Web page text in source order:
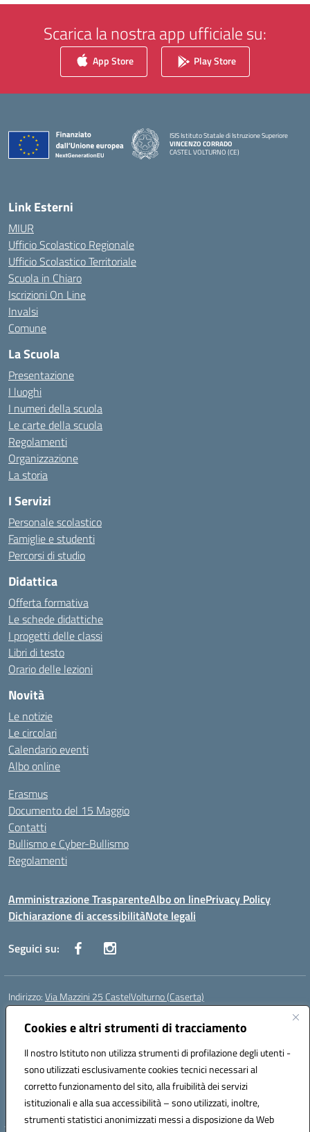
Cookies e altri strumenti di tracciamento
Il nostro Istituto non utilizza strumenti di profilazione degli utenti -
sono utilizzati esclusivamente cookies tecnici necessari al
corretto funzionamento del sito, alla fruibilità dei servizi
istituzionali e alla sua accessibilità – sono utilizzati, inoltre,
strumenti statistici anonimizzati messi a disposizione da Web
Scarica la nostra app ufficiale su:
App Store Play Store
ISIS Istituto Statale di Istruzione Superiore
VINCENZO CORRADO
CASTEL VOLTURNO (CE)
Link Esterni
MIUR
Ufficio Scolastico Regionale
Ufficio Scolastico Territoriale
Scuola in Chiaro
Iscrizioni On Line
Invalsi
Comune
La Scuola
Presentazione
I luoghi
I numeri della scuola
Le carte della scuola
Regolamenti
Organizzazione
La storia
I Servizi
Personale scolastico
Famiglie e studenti
Percorsi di studio
Didattica
Offerta formativa
Le schede didattiche
I progetti delle classi
Libri di testo
Orario delle lezioni
Novità
Le notizie
Le circolari
Calendario eventi
Albo online
Erasmus
Documento del 15 Maggio
Contatti
Bullismo e Cyber-Bullismo
Regolamenti
Amministrazione TrasparenteAlbo on linePrivacy Policy
Dichiarazione di accessibilitàNote legali
Seguici su:
Indirizzo:Via Mazzini 25 CastelVolturno (Caserta)
Centralino:
Posta elettronica certificata (PEC):ceis014005@pec.istruzione.it
Codice fiscale: 93063510619
Codice meccanografico:CEIS014005
Codice Indice delle Pubbliche Amministrazioni (IPA): istsc_ceis014005
Codice unico di fatturazione (CUF): UOU8EW